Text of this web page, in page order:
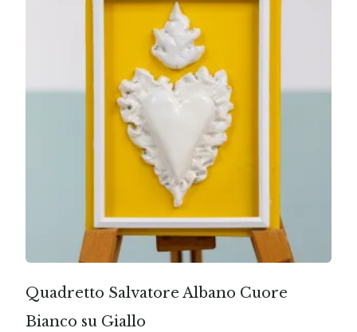
Quadretto Salvatore Albano Cuore
Bianco su Giallo